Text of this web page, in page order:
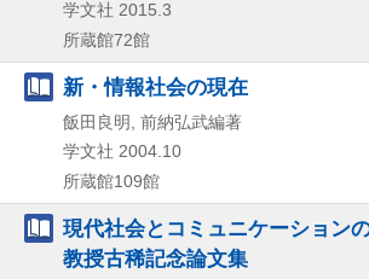
学文社 2015.3
所蔵館72館
新・情報社会の現在
飯田良明, 前納弘武編著
学文社 2004.10
所蔵館109館
現代社会とコミュニケーション
教授古稀記念論文集